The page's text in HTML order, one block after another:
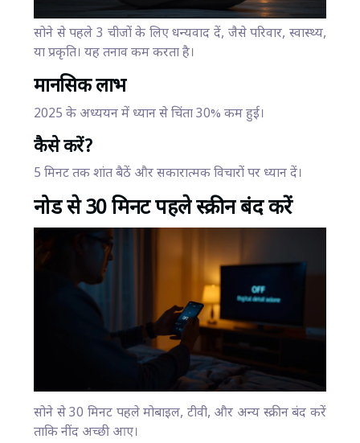
सोने से पहले 3 चीजों के लिए धन्यवाद दें, जैसे परिवार, स्वास्थ्य,
या प्रकृति। यह तनाव कम करता है।
मानसिक लाभ
2025 के अध्ययन में ध्यान से चिंता 30% कम हुई।
कैसे करें?
5 मिनट तक शांत बैठें और सकारात्मक विचारों पर ध्यान दें।
नोड से 30 मिनट पहले स्क्रीन बंद करें
सोने से 30 मिनट पहले मोबाइल, टीवी, और अन्य स्क्रीन बंद करें
ताकि नींद अच्छी आए।